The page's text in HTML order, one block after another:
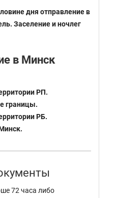
дня отправление в
Заселение и ночлег
в Минск
РП.
границы.
РБ.
72 часа либо